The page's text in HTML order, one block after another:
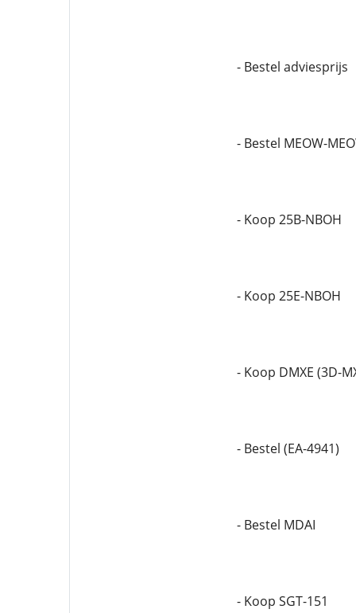
- Bestel adviesprijs
- Bestel MEOW-
- Koop 25B-NBOH
- Koop 25E-NBOH
- Koop DMXE (3D-
- Bestel (EA-4941)
- Bestel MDAI
- Koop SGT-151